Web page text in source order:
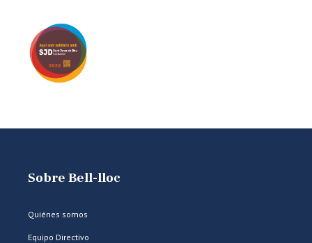
Sobre Bell-lloc
Quiénes somos
Equipo Directivo